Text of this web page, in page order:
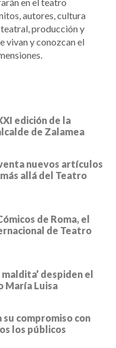
en el teatro
autores, cultura
producción y
vivan y conozcan el
edición de la
de Zalamea
nuevos artículos
allá del Teatro
de Roma, el
de Teatro
despiden el
María Luisa
compromiso con
los públicos